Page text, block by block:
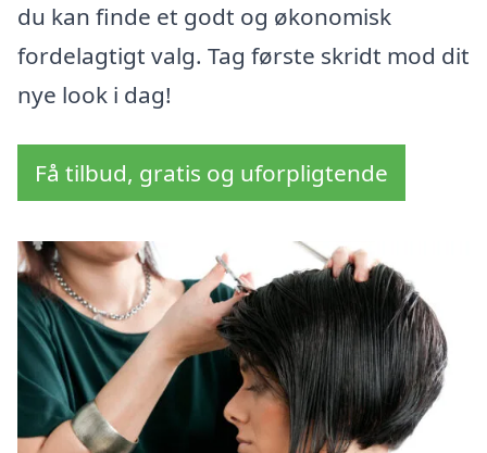
du kan finde et godt og økonomisk
fordelagtigt valg. Tag første skridt mod dit
nye look i dag!
Få tilbud, gratis og uforpligtende